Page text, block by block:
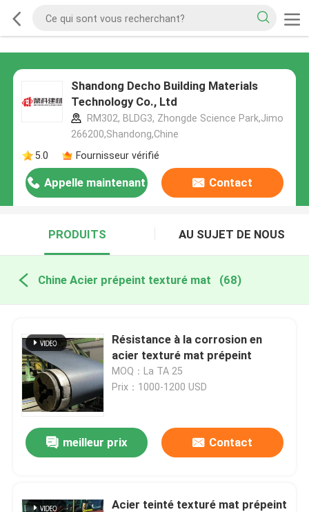
Shandong Decho Building Materials
Technology Co., Ltd
RM302, BLDG3, Zhongde Science Park,Jimo
266200,Shandong,Chine
5.0
Fournisseur vérifié
Appelle maintenant Contact
PRODUITS AU SUJET DE NOUS
Chine Acier prépeint texturé mat (68)
Résistance à la corrosion en
acier texturé mat prépeint
MOQ：La TA 25
Prix：1000-1200 USD
meilleur prix Contact
Acier teinté texturé mat prépeint